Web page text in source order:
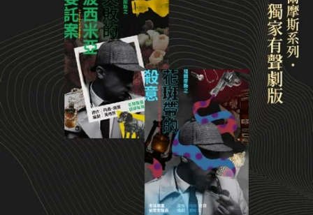
居家生活 3C家電 運動休閒 親子玩具
男裝 化妝保養 情趣用品
日本購物 電子/紙本書
HOT